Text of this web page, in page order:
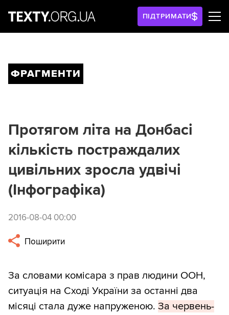
ПІДТРИМАТИ
ФРАГМЕНТИ
Протягом літа на Донбасі
кількість постраждалих
цивільних зросла удвічі
(Інфографіка)
2016-08-04 00:00
Поширити
За словами комісара з прав людини ООН,
ситуація на Сході України за останні два
місяці стала дуже напруженою. За червень-